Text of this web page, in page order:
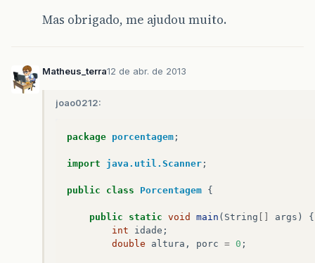
Mas obrigado, me ajudou muito.
Matheus_terra12 de abr. de 2013
joao0212:
package porcentagem ;
import java.util.Scanner ;
public class Porcentagem {
public static void main ( String [] args )
{
int
idade ;
double
altura , porc = 0 ;